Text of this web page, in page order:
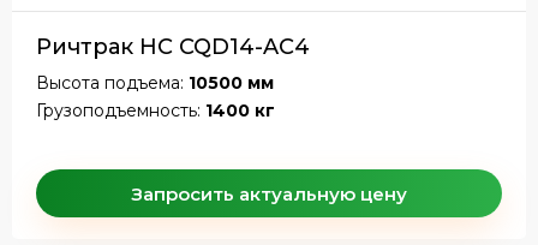
Ричтрак HC CQD14-AC4
Высота подъема: 10500 мм
Грузоподъемность: 1400 кг
Запросить актуальную цену